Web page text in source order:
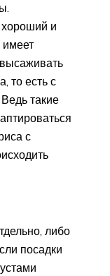
и
то есть с
такие
с
либо
посадки